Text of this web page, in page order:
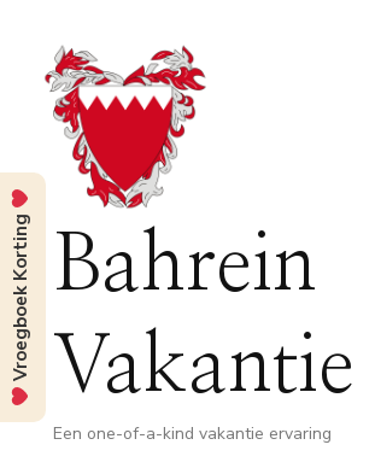
Bahrein
Vakantie
Een one-of-a-kind vakantie ervaring
Vroegboek Korting